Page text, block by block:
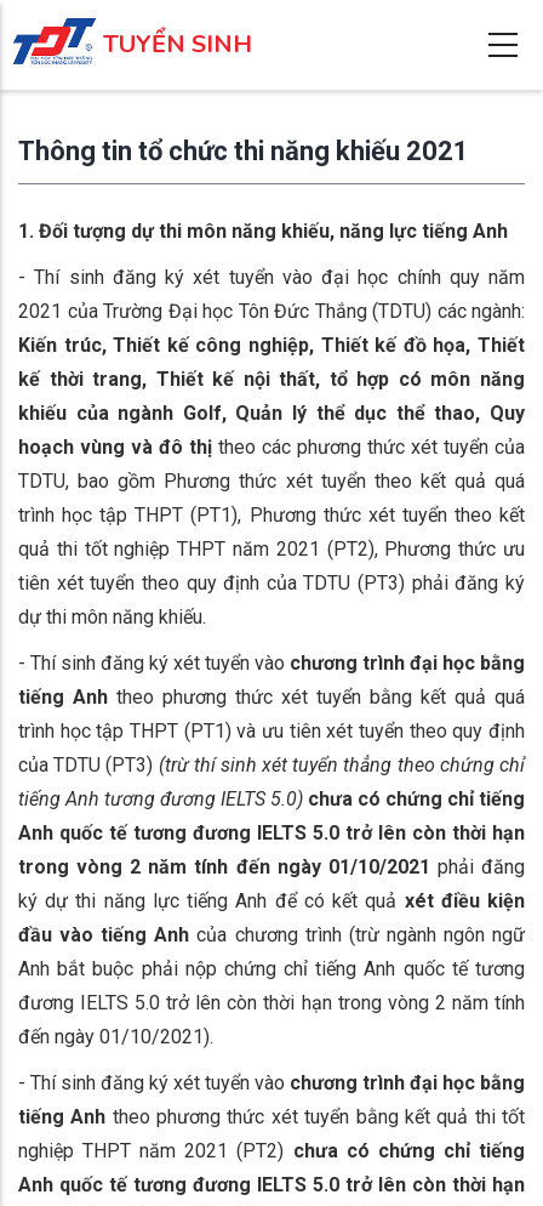
đến
nội
TUYỂN SINH
Thông tin tổ chức thi năng khiếu 2021
1. Đối tượng dự thi môn năng khiếu, năng lực tiếng Anh
- Thí sinh đăng ký xét tuyển vào đại học chính quy năm
2021 của Trường Đại học Tôn Đức Thắng (TDTU) các ngành:
Kiến trúc, Thiết kế công nghiệp, Thiết kế đồ họa, Thiết
kế thời trang, Thiết kế nội thất, tổ hợp có môn năng
khiếu của ngành Golf, Quản lý thể dục thể thao, Quy
hoạch vùng và đô thị theo các phương thức xét tuyển của
TDTU, bao gồm Phương thức xét tuyển theo kết quả quá
trình học tập THPT (PT1), Phương thức xét tuyển theo kết
quả thi tốt nghiệp THPT năm 2021 (PT2), Phương thức ưu
tiên xét tuyển theo quy định của TDTU (PT3) phải đăng ký
dự thi môn năng khiếu.
- Thí sinh đăng ký xét tuyển vào chương trình đại học bằng
tiếng Anh theo phương thức xét tuyển bằng kết quả quá
trình học tập THPT (PT1) và ưu tiên xét tuyển theo quy định
của TDTU (PT3) (trừ thí sinh xét tuyển thẳng theo chứng chỉ
tiếng Anh tương đương IELTS 5.0) chưa có chứng chỉ tiếng
Anh quốc tế tương đương IELTS 5.0 trở lên còn thời hạn
trong vòng 2 năm tính đến ngày 01/10/2021 phải đăng
ký dự thi năng lực tiếng Anh để có kết quả xét điều kiện
đầu vào tiếng Anh của chương trình (trừ ngành ngôn ngữ
Anh bắt buộc phải nộp chứng chỉ tiếng Anh quốc tế tương
đương IELTS 5.0 trở lên còn thời hạn trong vòng 2 năm tính
đến ngày 01/10/2021).
- Thí sinh đăng ký xét tuyển vào chương trình đại học bằng
tiếng Anh theo phương thức xét tuyển bằng kết quả thi tốt
nghiệp THPT năm 2021 (PT2) chưa có chứng chỉ tiếng
Anh quốc tế tương đương IELTS 5.0 trở lên còn thời hạn